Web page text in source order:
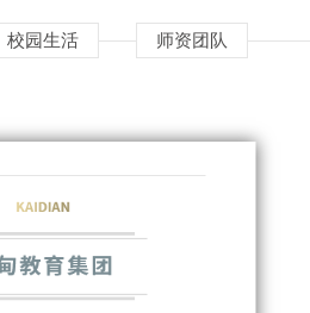
校园生活 师资团队